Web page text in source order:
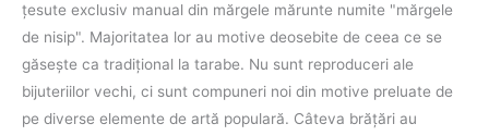
țesute exclusiv manual din mărgele mărunte numite "mărgele
de nisip". Majoritatea lor au motive deosebite de ceea ce se
găseşte ca tradiţional la tarabe. Nu sunt reproduceri ale
bijuteriilor vechi, ci sunt compuneri noi din motive preluate de
pe diverse elemente de artă populară. Câteva brăţări au